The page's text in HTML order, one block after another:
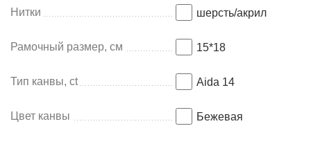
Нитки шерсть/акрил
Рамочный размер, см 15*18
Тип канвы, ct Aida 14
Цвет канвы Бежевая